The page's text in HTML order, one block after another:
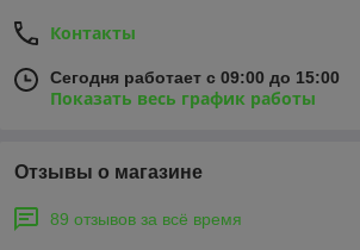
Контакты
Сегодня работает с 09:00 до 15:00
Показать весь график работы
Отзывы о магазине
89 отзывов за всё время